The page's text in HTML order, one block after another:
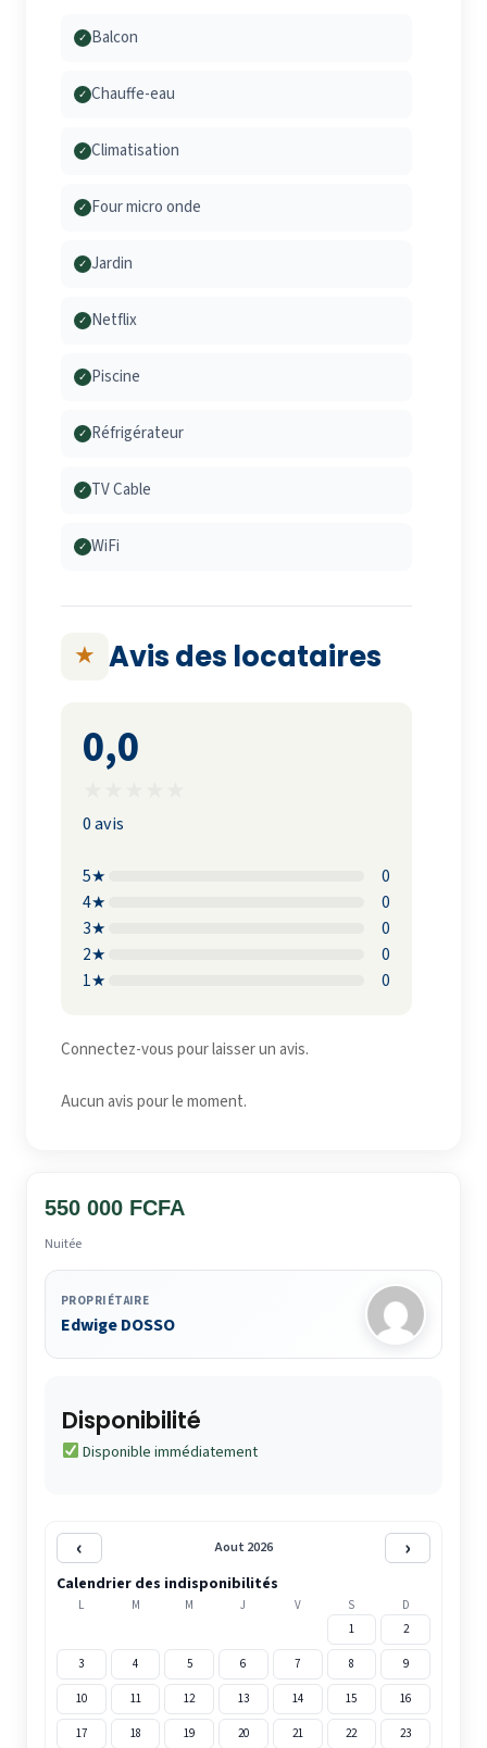
✓ Balcon
✓ Chauffe-eau
✓ Climatisation
✓ Four micro onde
✓ Jardin
✓ Netflix
✓ Piscine
✓ Réfrigérateur
✓ TV Cable
✓ WiFi
★ Avis des locataires
0,0
0 avis
5★
0
4★
0
3★
0
2★
0
1★
0
Connectez-vous pour laisser un avis.
Aucun avis pour le moment.
550 000 FCFA
Nuitée
PROPRIÉTAIRE
Edwige DOSSO
Disponibilité
Disponible immédiatement
‹ Aout 2026 ›
Calendrier des indisponibilités
L M M J V S
D
1
2
3 4 5 6 7 8 9
10 11 12 13 14 15 16
17 18 19 20 21 22 23